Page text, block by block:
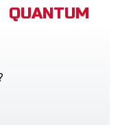
QUANTUM